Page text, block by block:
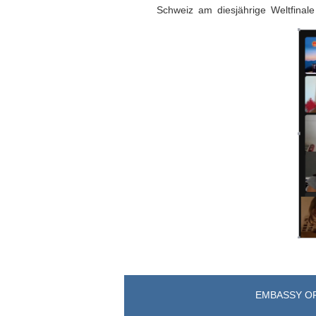
Schweiz am diesjährige
EMBASSY